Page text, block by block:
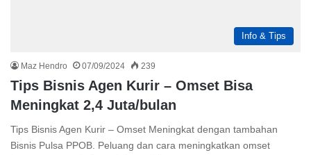
Info & Tips
Maz Hendro 07/09/2024 239
Tips Bisnis Agen Kurir – Omset Bisa
Meningkat 2,4 Juta/bulan
Tips Bisnis Agen Kurir – Omset Meningkat dengan tambahan
Bisnis Pulsa PPOB. Peluang dan cara meningkatkan omset